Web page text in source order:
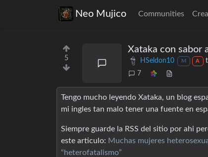
Neo Mujico Communities
5
Xataka con sabor
HSeldon10 M A
7
Tengo mucho leyendo Xataka, un blog
mi ingles tan malo tener una fuente en
Siempre guarde la RSS del sitio por ahi
este articulo: Muchas mujeres
“heterofatalismo”